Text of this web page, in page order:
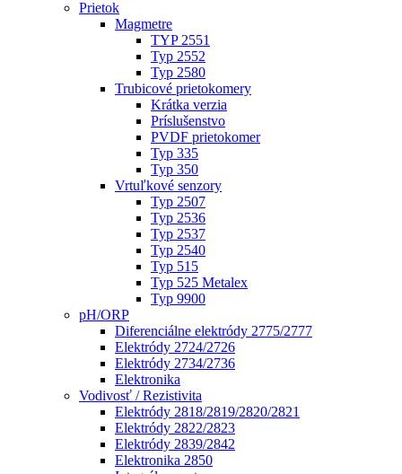
Prietok
Magmetre
TYP 2551
Typ 2552
Typ 2580
Trubicové prietokomery
Krátka verzia
Príslušenstvo
PVDF prietokomer
Typ 335
Typ 350
Vrtuľkové senzory
Typ 2507
Typ 2536
Typ 2537
Typ 2540
Typ 515
Typ 525 Metalex
Typ 9900
pH/ORP
Diferenciálne elektródy 2775/2777
Elektródy 2724/2726
Elektródy 2734/2736
Elektronika
Vodivosť / Rezistivita
Elektródy 2818/2819/2820/2821
Elektródy 2822/2823
Elektródy 2839/2842
Elektronika 2850